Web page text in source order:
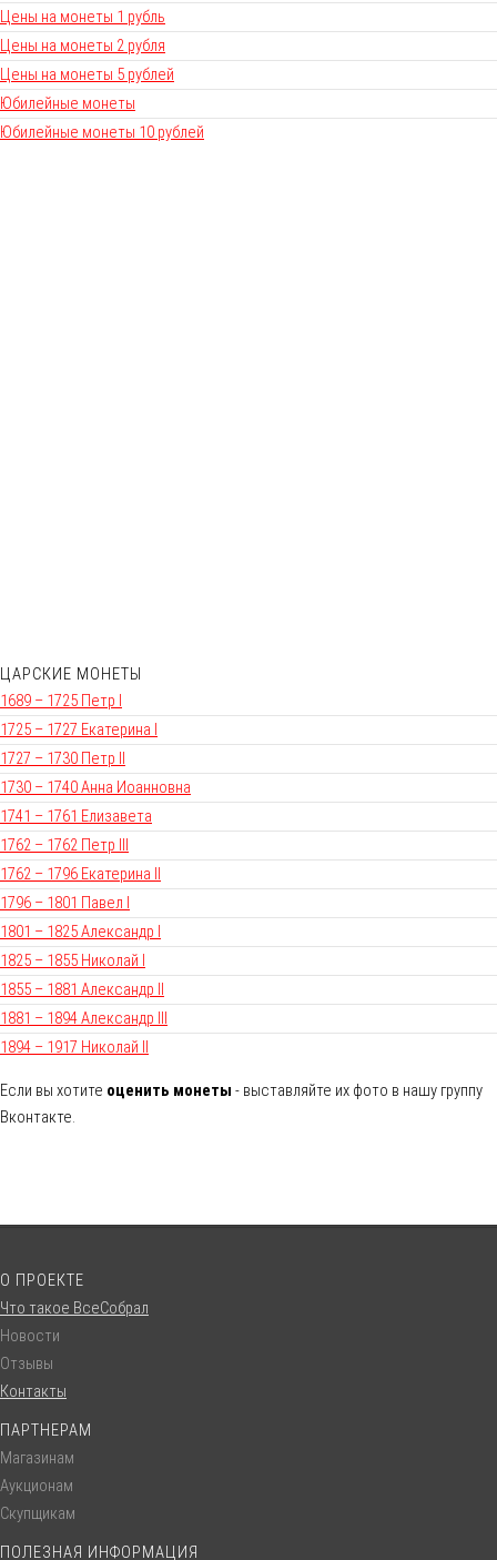
Цены на монеты 1 рубль
Цены на монеты 2 рубля
Цены на монеты 5 рублей
Юбилейные монеты
Юбилейные монеты 10 рублей
ЦАРСКИЕ МОНЕТЫ
1689 – 1725 Петр I
1725 – 1727 Екатерина I
1727 – 1730 Петр II
1730 – 1740 Анна Иоанновна
1741 – 1761 Елизавета
1762 – 1762 Петр III
1762 – 1796 Екатерина II
1796 – 1801 Павел I
1801 – 1825 Александр I
1825 – 1855 Николай I
1855 – 1881 Александр II
1881 – 1894 Александр III
1894 – 1917 Николай II
Если вы хотите оценить монеты - выставляйте их фото в нашу группу
Вконтакте.
О ПРОЕКТЕ
Что такое ВсеСобрал
Новости
Отзывы
Контакты
ПАРТНЕРАМ
Магазинам
Аукционам
Скупщикам
ПОЛЕЗНАЯ ИНФОРМАЦИЯ